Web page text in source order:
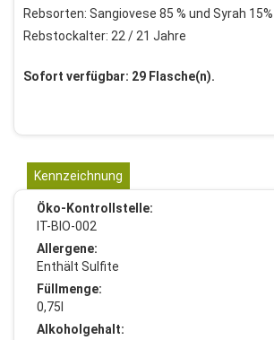
Rebsorten: Sangiovese 85 % und Syrah 15%
Rebstockalter: 22 / 21 Jahre
Sofort verfügbar: 29 Flasche(n).
Kennzeichnung
Öko-Kontrollstelle:
IT-BIO-002
Allergene:
Enthält Sulfite
Füllmenge:
0,75l
Alkoholgehalt: